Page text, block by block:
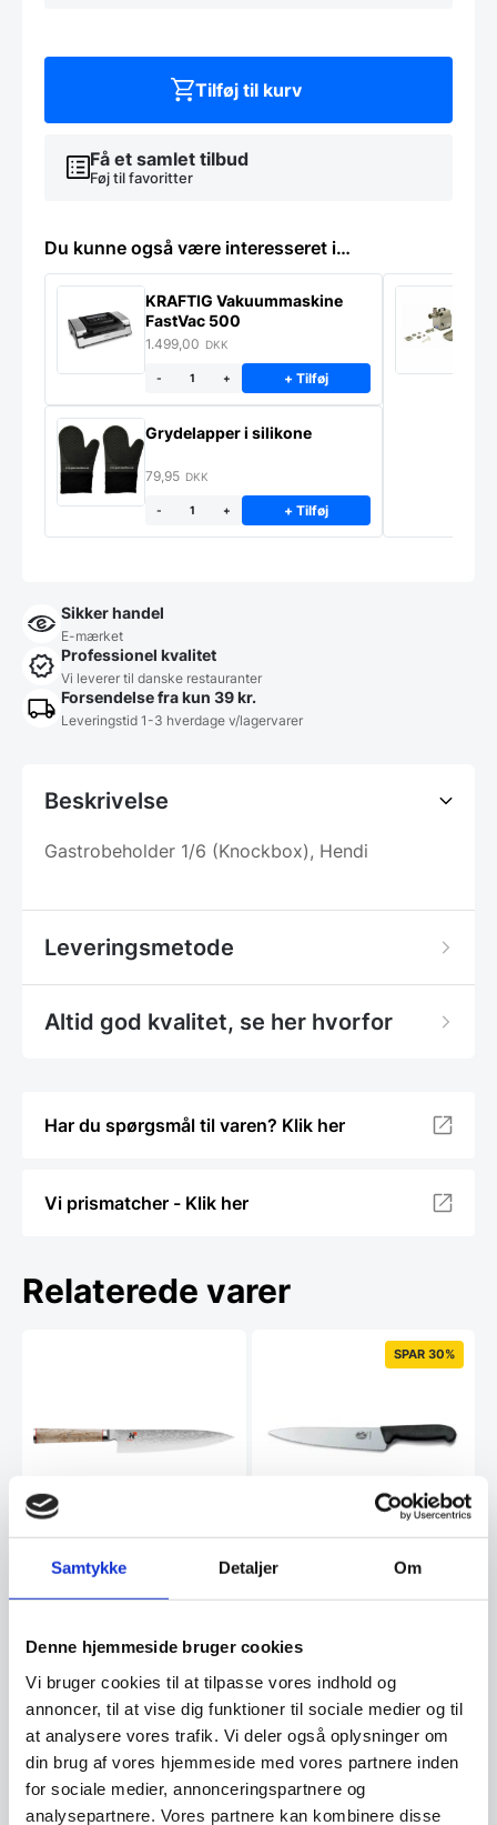
Samtykke Detaljer Om
Denne hjemmeside bruger cookies
Vi bruger cookies til at tilpasse vores indhold og
annoncer, til at vise dig funktioner til sociale medier og til
at analysere vores trafik. Vi deler også oplysninger om
din brug af vores hjemmeside med vores partnere inden
for sociale medier, annonceringspartnere og
analysepartnere. Vores partnere kan kombinere disse
Få et samlet tilbud
Føj til favoritter
Tilføj til kurv
Du kunne også være interesseret i…
KRAFTIG Vakuummaskine
FastVac 500
1.499,00 DKK
- + + Tilføj
Grydelapper i silikone
79,95 DKK
- + + Tilføj
Sikker handel
E-mærket
Professionel kvalitet
Vi leverer til danske restauranter
Forsendelse fra kun 39 kr.
Leveringstid 1-3 hverdage v/lagervarer
Beskrivelse
Gastrobeholder 1/6 (Knockbox), Hendi
Leveringsmetode
Altid god kvalitet, se her hvorfor
Har du spørgsmål til varen? Klik her
Vi prismatcher - Klik her
Relaterede varer
Miyabi Gyutoh 20 cm
bruges primært…
DKK
Vi prismatcher
SPAR 30%
Kokke / Køkkenkniv bølge
kendte og værdsatte…
499,00DKKDen
oprindelige
pris
var:
499,00 DKK.
349,00DKK
Den
aktuelle
pris
er:
349,00 DKK.
Vi prismatcher
SPAR 31%